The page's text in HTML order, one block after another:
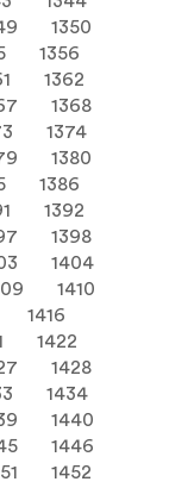
1350
1356
1362
1368
1374
1380
1386
1392
1398
1404
1410
1416
1422
1428
1434
1440
1446
1452